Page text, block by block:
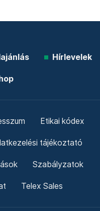
Hírlevelek
Etikai kódex
tájékoztató
Szabályzatok
Telex Sales